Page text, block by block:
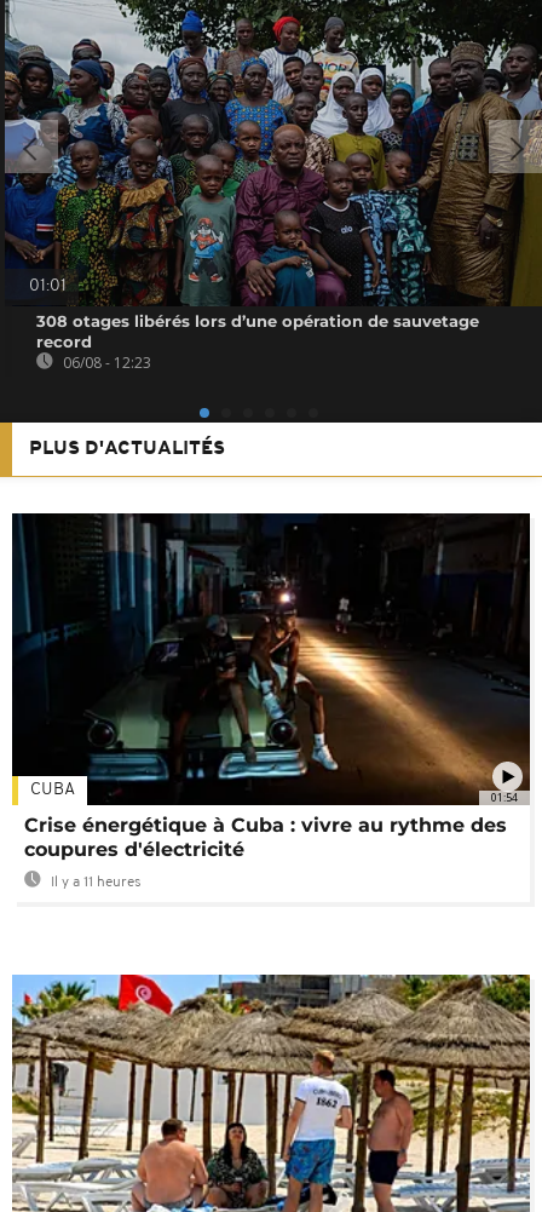
01:01
308 otages libérés lors d’une opération de sauvetage
record
06/08 - 12:23
PLUS D'ACTUALITÉS
01:54
CUBA
Crise énergétique à Cuba : vivre au rythme des
coupures d'électricité
Il y a 11 heures